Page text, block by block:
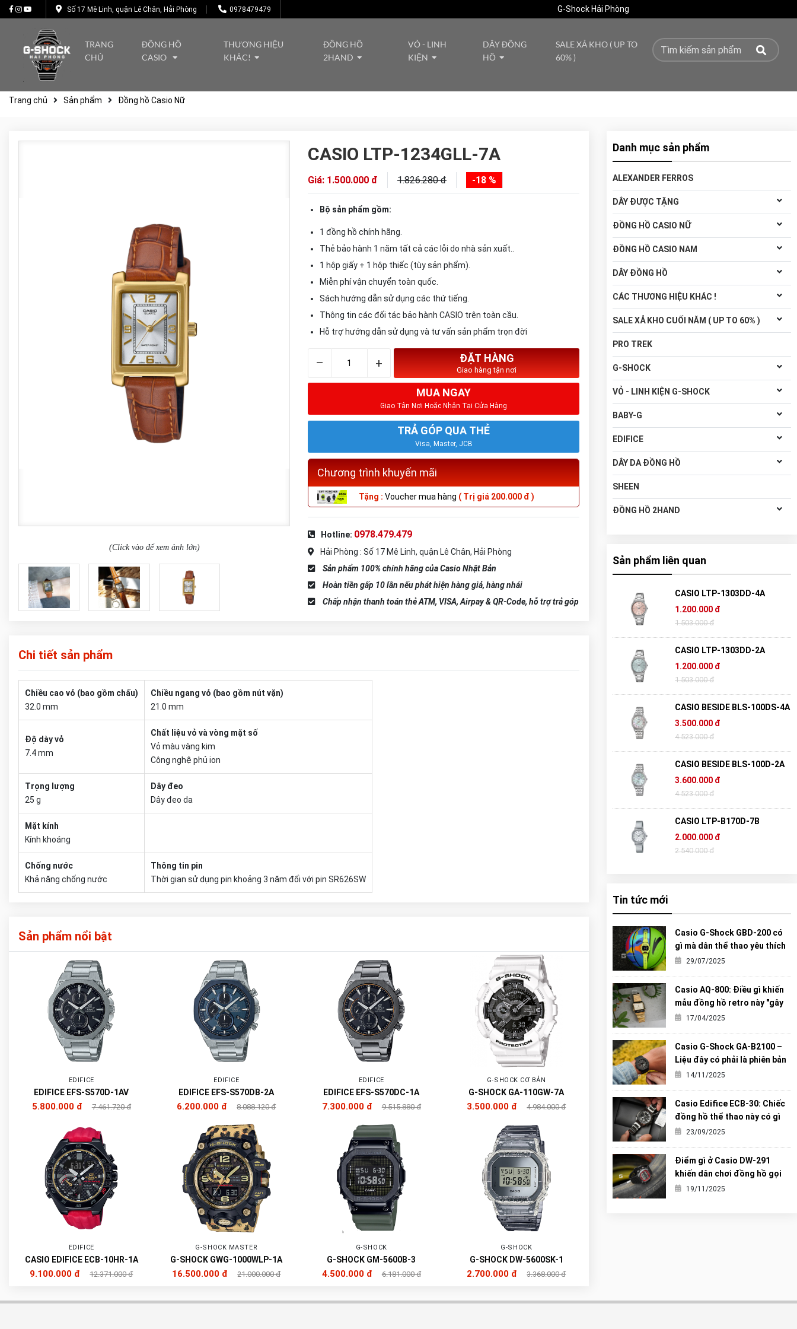
Số 17 Mê Linh, quận Lê Chân, Hải Phòng 0978479479 G-Shock Hải Phòng
TRANG
CHỦ
ĐỒNG HỒ
CASIO
THƯƠNG HIỆU
KHÁC!
ĐỒNG HỒ
2HAND
VỎ - LINH
KIỆN
DÂY ĐỒNG
HỒ
SALE XẢ KHO ( UP TO
60% )
Trang chủ Sản phẩm Đồng hồ Casio Nữ
(Click vào để xem ảnh lớn)
CASIO LTP-1234GLL-7A
Giá: 1.500.000 đ 1.826.280 đ -18 %
Bộ sản phẩm gồm:
1 đồng hồ chính hãng.
Thẻ bảo hành 1 năm tất cả các lỗi do nhà sản xuất..
1 hộp giấy + 1 hộp thiếc (tùy sản phẩm).
Miễn phí vận chuyển toàn quốc.
Sách hướng dẫn sử dụng các thứ tiếng.
Thông tin các đối tác bảo hành CASIO trên toàn cầu.
Hỗ trợ hướng dẫn sử dụng và tư vấn sản phẩm trọn đời
– + ĐẶT HÀNG
Giao hàng tận nơi
MUA NGAY
Giao Tận Nơi Hoặc Nhận Tại Cửa Hàng
TRẢ GÓP QUA THẺ
Visa, Master, JCB
Chương trình khuyến mãi
Tặng : Voucher mua hàng ( Trị giá 200.000 đ )
Hotline: 0978.479.479
Hải Phòng : Số 17 Mê Linh, quận Lê Chân, Hải Phòng
Sản phẩm 100% chính hãng của Casio Nhật Bản
Hoàn tiền gấp 10 lần nếu phát hiện hàng giả, hàng nhái
Chấp nhận thanh toán thẻ ATM, VISA, Airpay & QR-Code, hỗ trợ trả góp
Chi tiết sản phẩm
Chiều cao vỏ (bao gồm chấu)
32.0 mm
Chiều ngang vỏ (bao gồm nút vặn)
21.0 mm
Độ dày vỏ
7.4 mm
Chất liệu vỏ và vòng mặt số
Vỏ màu vàng kim
Công nghệ phủ ion
Trọng lượng
25 g
Dây đeo
Dây đeo da
Mặt kính
Kính khoáng
Chống nước
Khả năng chống nước
Thông tin pin
Thời gian sử dụng pin khoảng 3 năm đối với pin SR626SW
Sản phẩm nổi bật
EDIFICE
EDIFICE EFS-S570D-1AV
5.800.000 đ 7.461.720 đ
EDIFICE
EDIFICE EFS-S570DB-2A
6.200.000 đ 8.088.120 đ
EDIFICE
EDIFICE EFS-S570DC-1A
7.300.000 đ 9.515.880 đ
G-SHOCK CƠ BẢN
G-SHOCK GA-110GW-7A
3.500.000 đ 4.984.000 đ
EDIFICE
CASIO EDIFICE ECB-10HR-1A
9.100.000 đ 12.371.000 đ
G-SHOCK MASTER
G-SHOCK GWG-1000WLP-1A
16.500.000 đ 21.000.000 đ
G-SHOCK
G-SHOCK GM-5600B-3
4.500.000 đ 6.181.000 đ
G-SHOCK
G-SHOCK DW-5600SK-1
2.700.000 đ 3.368.000 đ
Danh mục sản phẩm
ALEXANDER FERROS
DÂY ĐƯỢC TẶNG
ĐỒNG HỒ CASIO NỮ
ĐỒNG HỒ CASIO NAM
DÂY ĐỒNG HỒ
CÁC THƯƠNG HIỆU KHÁC !
SALE XẢ KHO CUỐI NĂM ( UP TO 60% )
PRO TREK
G-SHOCK
VỎ - LINH KIỆN G-SHOCK
BABY-G
EDIFICE
DÂY DA ĐỒNG HỒ
SHEEN
ĐỒNG HỒ 2HAND
Sản phẩm liên quan
CASIO LTP-1303DD-4A
1.200.000 đ
1.503.000 đ
CASIO LTP-1303DD-2A
1.200.000 đ
1.503.000 đ
CASIO BESIDE BLS-100DS-4A
3.500.000 đ
4.523.000 đ
CASIO BESIDE BLS-100D-2A
3.600.000 đ
4.523.000 đ
CASIO LTP-B170D-7B
2.000.000 đ
2.540.000 đ
Tin tức mới
Casio G-Shock GBD-200 có
gì mà dân thể thao yêu thích
đến vậy?
29/07/2025
Casio AQ-800: Điều gì khiến
mẫu đồng hồ retro này "gây
sốt" đến vậy?
17/04/2025
Casio G-Shock GA-B2100 –
Liệu đây có phải là phiên bản
“Carbon Core” hoàn hảo nhất
14/11/2025
Casio Edifice ECB-30: Chiếc
đồng hồ thể thao này có gì
khiến giới trẻ mê mẩn?
23/09/2025
Điểm gì ở Casio DW-291
khiến dân chơi đồng hồ gọi
nó là tiểu G-Shock?
19/11/2025